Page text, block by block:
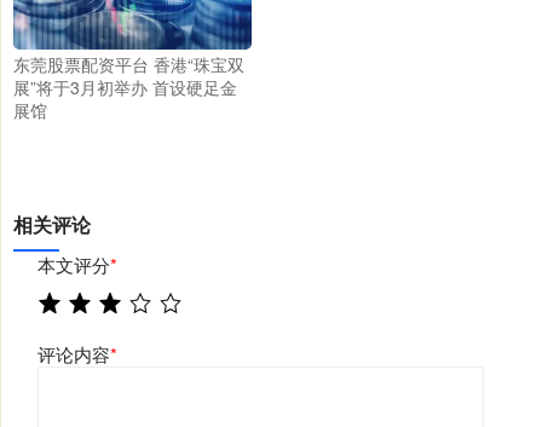
东莞股票配资平台 香港“珠宝双
展”将于3月初举办 首设硬足金
展馆
相关评论
本文评分*
评论内容*